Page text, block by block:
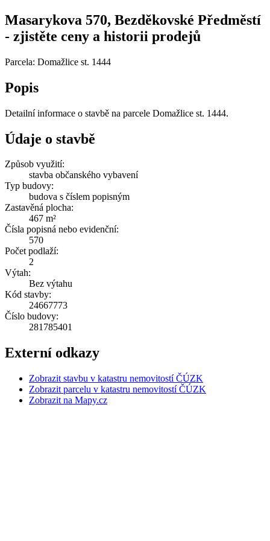
Masarykova 570, Bezděkovské Předměstí
- zjistěte ceny a historii prodejů
Parcela: Domažlice st. 1444
Popis
Detailní informace o stavbě na parcele Domažlice st. 1444.
Údaje o stavbě
Způsob využití:
stavba občanského vybavení
Typ budovy:
budova s číslem popisným
Zastavěná plocha:
467 m²
Čísla popisná nebo evidenční:
570
Počet podlaží:
2
Výtah:
Bez výtahu
Kód stavby:
24667773
Číslo budovy:
281785401
Externí odkazy
Zobrazit stavbu v katastru nemovitostí ČÚZK
Zobrazit parcelu v katastru nemovitostí ČÚZK
Zobrazit na Mapy.cz